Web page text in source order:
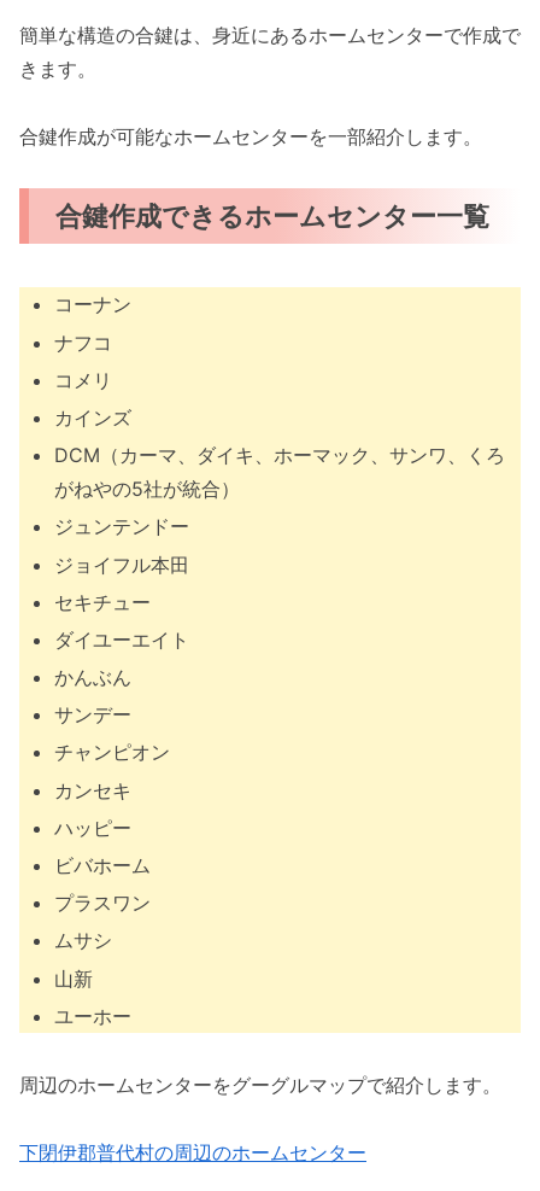
簡単な構造の合鍵は、身近にあるホームセンターで作成で
きます。
合鍵作成が可能なホームセンターを一部紹介します。
合鍵作成できるホームセンター一覧
コーナン
ナフコ
コメリ
カインズ
DCM（カーマ、ダイキ、ホーマック、サンワ、くろ
がねやの5社が統合）
ジュンテンドー
ジョイフル本田
セキチュー
ダイユーエイト
かんぶん
サンデー
チャンピオン
カンセキ
ハッピー
ビバホーム
プラスワン
ムサシ
山新
ユーホー
周辺のホームセンターをグーグルマップで紹介します。
下閉伊郡普代村の周辺のホームセンター